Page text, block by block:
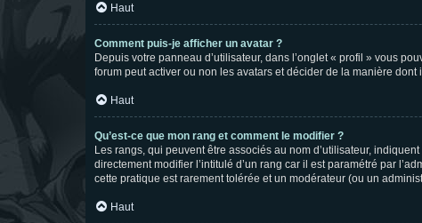
Haut
Comment puis-je afficher un avatar ?
Depuis votre panneau d’utilisateur, dans l’onglet « profil » vous
forum peut activer ou non les avatars et décider de la manière
Haut
Qu’est-ce que mon rang et comment le modifier ?
Les rangs, qui peuvent être associés au nom d’utilisateur,
directement modifier l’intitulé d’un rang car il est paramétré par
cette pratique est rarement tolérée et un modérateur (ou un
Haut